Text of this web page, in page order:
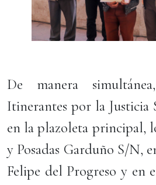
De manera
Itinerantes por la Justicia
en la plazoleta principal,
y Posadas Garduño S/N,
Felipe del Progreso y en